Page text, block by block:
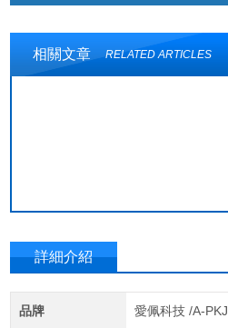
相關文章 RELATED ARTICLES
詳細介紹
品牌 愛佩科技 /A-PKJ